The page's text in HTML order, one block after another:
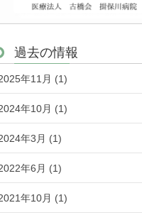
過去の情報
年11月 (1)
年10月 (1)
年3月 (1)
年6月 (1)
年10月 (1)